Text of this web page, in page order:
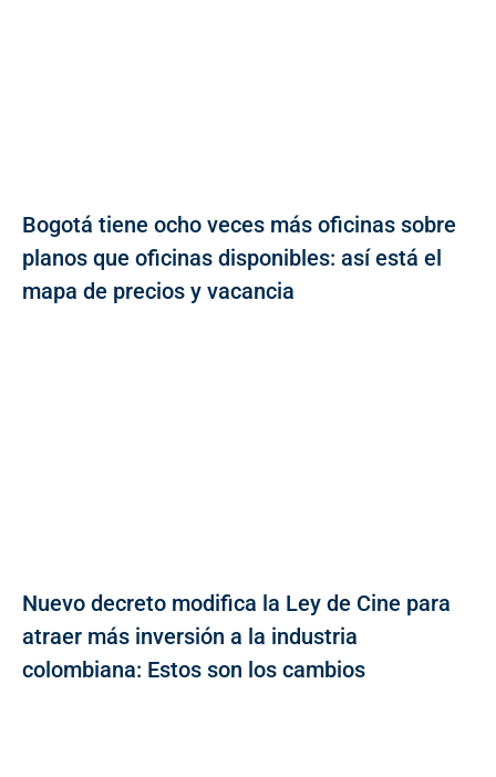
Bogotá tiene ocho veces más oficinas sobre
planos que oficinas disponibles: así está el
mapa de precios y vacancia
Nuevo decreto modifica la Ley de Cine para
atraer más inversión a la industria
colombiana: Estos son los cambios